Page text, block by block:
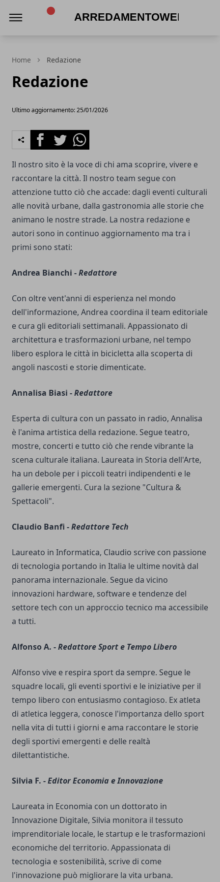
Home Redazione
Redazione
Ultimo aggiornamento: 25/01/2026
FacebookTwitterWhatsapp
Il nostro sito è la voce di chi ama scoprire, vivere e
raccontare la città. Il nostro team segue con
attenzione tutto ciò che accade: dagli eventi culturali
alle novità urbane, dalla gastronomia alle storie che
animano le nostre strade. La nostra redazione e
autori sono in continuo aggiornamento ma tra i
primi sono stati:
Andrea Bianchi -Redattore
Con oltre vent'anni di esperienza nel mondo
dell'informazione, Andrea coordina il team editoriale
e cura gli editoriali settimanali. Appassionato di
architettura e trasformazioni urbane, nel tempo
libero esplora le città in bicicletta alla scoperta di
angoli nascosti e storie dimenticate.
Annalisa Biasi -Redattore
Esperta di cultura con un passato in radio, Annalisa
è l'anima artistica della redazione. Segue teatro,
mostre, concerti e tutto ciò che rende vibrante la
scena culturale italiana. Laureata in Storia dell'Arte,
ha un debole per i piccoli teatri indipendenti e le
gallerie emergenti. Cura la sezione "Cultura &
Spettacoli".
Claudio Banfi -Redattore Tech
Laureato in Informatica, Claudio scrive con passione
di tecnologia portando in Italia le ultime novità dal
panorama internazionale. Segue da vicino
innovazioni hardware, software e tendenze del
settore tech con un approccio tecnico ma accessibile
a tutti.
Alfonso A. -Redattore Sport e Tempo Libero
Alfonso vive e respira sport da sempre. Segue le
squadre locali, gli eventi sportivi e le iniziative per il
tempo libero con entusiasmo contagioso. Ex atleta
di atletica leggera, conosce l'importanza dello sport
nella vita di tutti i giorni e ama raccontare le storie
degli sportivi emergenti e delle realtà
dilettantistiche.
Silvia F. -Editor Economia e Innovazione
Laureata in Economia con un dottorato in
Innovazione Digitale, Silvia monitora il tessuto
imprenditoriale locale, le startup e le trasformazioni
economiche del territorio. Appassionata di
tecnologia e sostenibilità, scrive di come
l'innovazione può migliorare la vita urbana.